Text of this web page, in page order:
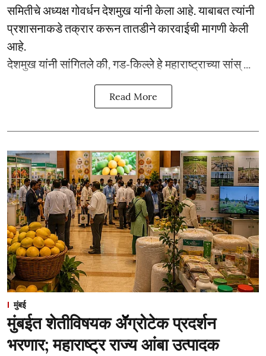
समितीचे अध्यक्ष गोवर्धन देशमुख यांनी केला आहे. याबाबत त्यांनी
प्रशासनाकडे तक्रार करून तातडीने कारवाईची मागणी केली
आहे.
देशमुख यांनी सांगितले की, गड-किल्ले हे महाराष्ट्राच्या सांस् ...
Read More
मुंबई
मुंबईत शेतीविषयक ॲॅग्रोटेक प्रदर्शन
भरणार; महाराष्ट्र राज्य आंबा उत्पादक